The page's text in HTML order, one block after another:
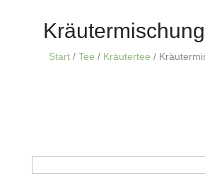
Start/ Tee / Kräutertee /